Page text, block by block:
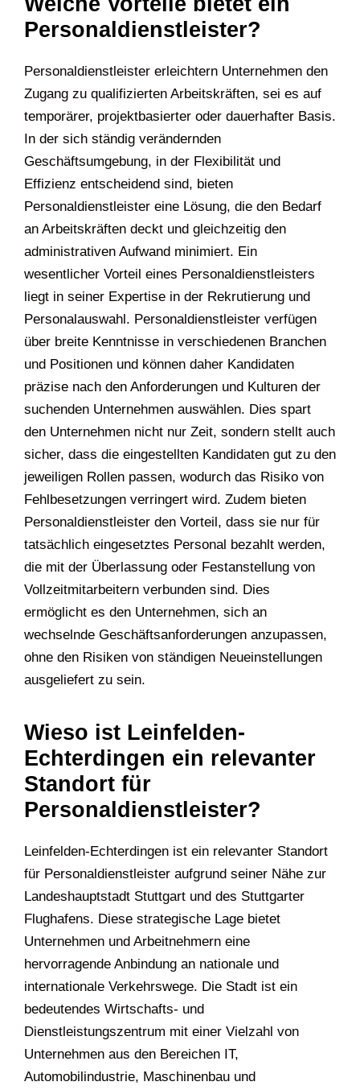
Personaldienstleister?
Personaldienstleister erleichtern Unternehmen den
Zugang zu qualifizierten Arbeitskräften, sei es auf
temporärer, projektbasierter oder dauerhafter Basis.
In der sich ständig verändernden
Geschäftsumgebung, in der Flexibilität und
Effizienz entscheidend sind, bieten
Personaldienstleister eine Lösung, die den Bedarf
an Arbeitskräften deckt und gleichzeitig den
administrativen Aufwand minimiert. Ein
wesentlicher Vorteil eines Personaldienstleisters
liegt in seiner Expertise in der Rekrutierung und
Personalauswahl. Personaldienstleister verfügen
über breite Kenntnisse in verschiedenen Branchen
und Positionen und können daher Kandidaten
präzise nach den Anforderungen und Kulturen der
suchenden Unternehmen auswählen. Dies spart
den Unternehmen nicht nur Zeit, sondern stellt auch
sicher, dass die eingestellten Kandidaten gut zu den
jeweiligen Rollen passen, wodurch das Risiko von
Fehlbesetzungen verringert wird. Zudem bieten
Personaldienstleister den Vorteil, dass sie nur für
tatsächlich eingesetztes Personal bezahlt werden,
die mit der Überlassung oder Festanstellung von
Vollzeitmitarbeitern verbunden sind. Dies
ermöglicht es den Unternehmen, sich an
wechselnde Geschäftsanforderungen anzupassen,
ohne den Risiken von ständigen Neueinstellungen
ausgeliefert zu sein.
Wieso ist Leinfelden-
Echterdingen ein relevanter
Standort für
Personaldienstleister?
Leinfelden-Echterdingen ist ein relevanter Standort
für Personaldienstleister aufgrund seiner Nähe zur
Landeshauptstadt Stuttgart und des Stuttgarter
Flughafens. Diese strategische Lage bietet
Unternehmen und Arbeitnehmern eine
hervorragende Anbindung an nationale und
internationale Verkehrswege. Die Stadt ist ein
bedeutendes Wirtschafts- und
Dienstleistungszentrum mit einer Vielzahl von
Unternehmen aus den Bereichen IT,
Automobilindustrie, Maschinenbau und